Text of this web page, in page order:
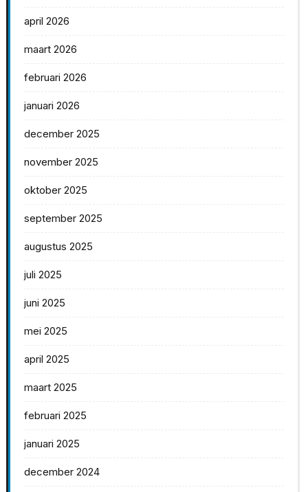
april 2026
maart 2026
februari 2026
januari 2026
december 2025
november 2025
oktober 2025
september 2025
augustus 2025
juli 2025
juni 2025
mei 2025
april 2025
maart 2025
februari 2025
januari 2025
december 2024